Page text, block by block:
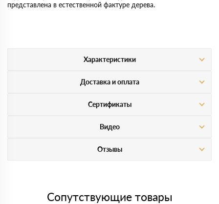
представлена в естественной фактуре дерева.
Характеристики
Доставка и оплата
Сертификаты
Видео
Отзывы
Сопутствующие товары